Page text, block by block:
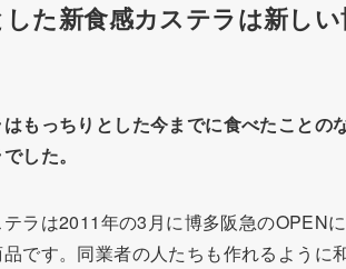
た新食感カステラは新し
もっちりとした今までに食べたことの
した。
ラは2011年の3月に博多阪急のOPEN
です。同業者の人たちも作れるように